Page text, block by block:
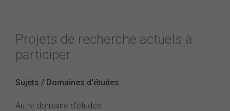
Projets de recherche actuels à
participer
Sujets / Domaines d'études
Autre domaine d'études